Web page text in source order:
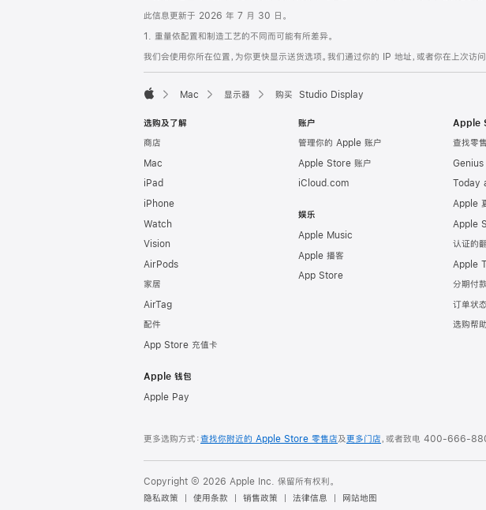
此信息更新于 2026 年 7 月 30 日。
1. 重量依配置和制造工艺的不同而可能有所差异。
我们会使用你所在位置，为你更快显示送货选项。我们通过你的 IP 地址，或者你在上次访
Mac 显示器 购买 Studio Display
选购及了解
商店
Mac
iPad
iPhone
Watch
Vision
AirPods
家居
AirTag
配件
App Store 充值卡
Apple 钱包
Apple Pay
账户
管理你的 Apple 账户
Apple Store 账户
iCloud.com
娱乐
Apple Music
Apple 播客
App Store
Apple
查找零
Genius
Today
Apple
Apple
认证的
Apple
分期付款
订单状态
选购帮助
更多选购方式：查找你附近的 Apple Store 零售店及更多门店，或者致电 400-666-
Copyright © 2026 Apple Inc. 保留所有权利。
隐私政策
使用条款 销售政策 法律信息 网站地图